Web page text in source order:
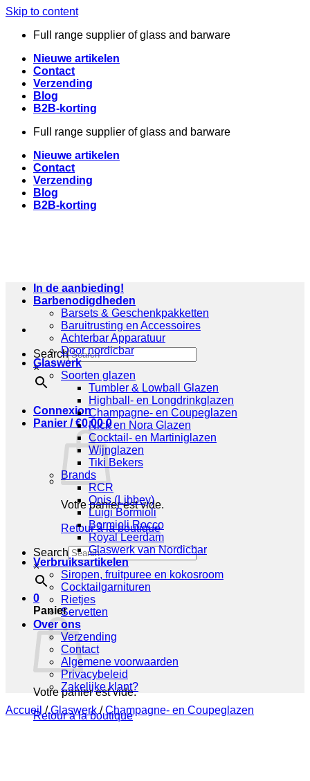
Skip to content
Full range supplier of glass and barware
Nieuwe artikelen
Contact
Verzending
Blog
B2B-korting
Full range supplier of glass and barware
Nieuwe artikelen
Contact
Verzending
Blog
B2B-korting
Search
×
Connexion
Panier /€0,00 0
Votre panier est vide.
Retour à la boutique
Search
×
0
Panier
Votre panier est vide.
Retour à la boutique
In de aanbieding!
Barbenodigdheden
Barsets & Geschenkpakketten
Baruitrusting en Accessoires
Achterbar Apparatuur
Door nordicbar
Glaswerk
Soorten glazen
Tumbler & Lowball Glazen
Highball- en Longdrinkglazen
Champagne- en Coupeglazen
Nick en Nora Glazen
Cocktail- en Martiniglazen
Wijnglazen
Tiki Bekers
Brands
RCR
Onis (Libbey)
Luigi Bormioli
Bormioli Rocco
Royal Leerdam
Glaswerk van Nordicbar
Verbruiksartikelen
Siropen, fruitpuree en kokosroom
Cocktailgarnituren
Rietjes
Servetten
Over ons
Verzending
Contact
Algemene voorwaarden
Privacybeleid
Zakelijke klant?
Accueil / Glaswerk / Champagne- en Coupeglazen